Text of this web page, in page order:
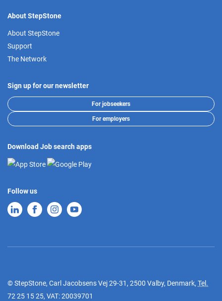
About StepStone
About StepStone
Support
The Network
Sign up for our newsletter
For jobseekers
For employers
Download Job search apps
Follow us
© StepStone, Carl Jacobsens Vej 29-31, 2500 Valby, Denmark, Tel.
72 25 15 25, VAT: 20039701